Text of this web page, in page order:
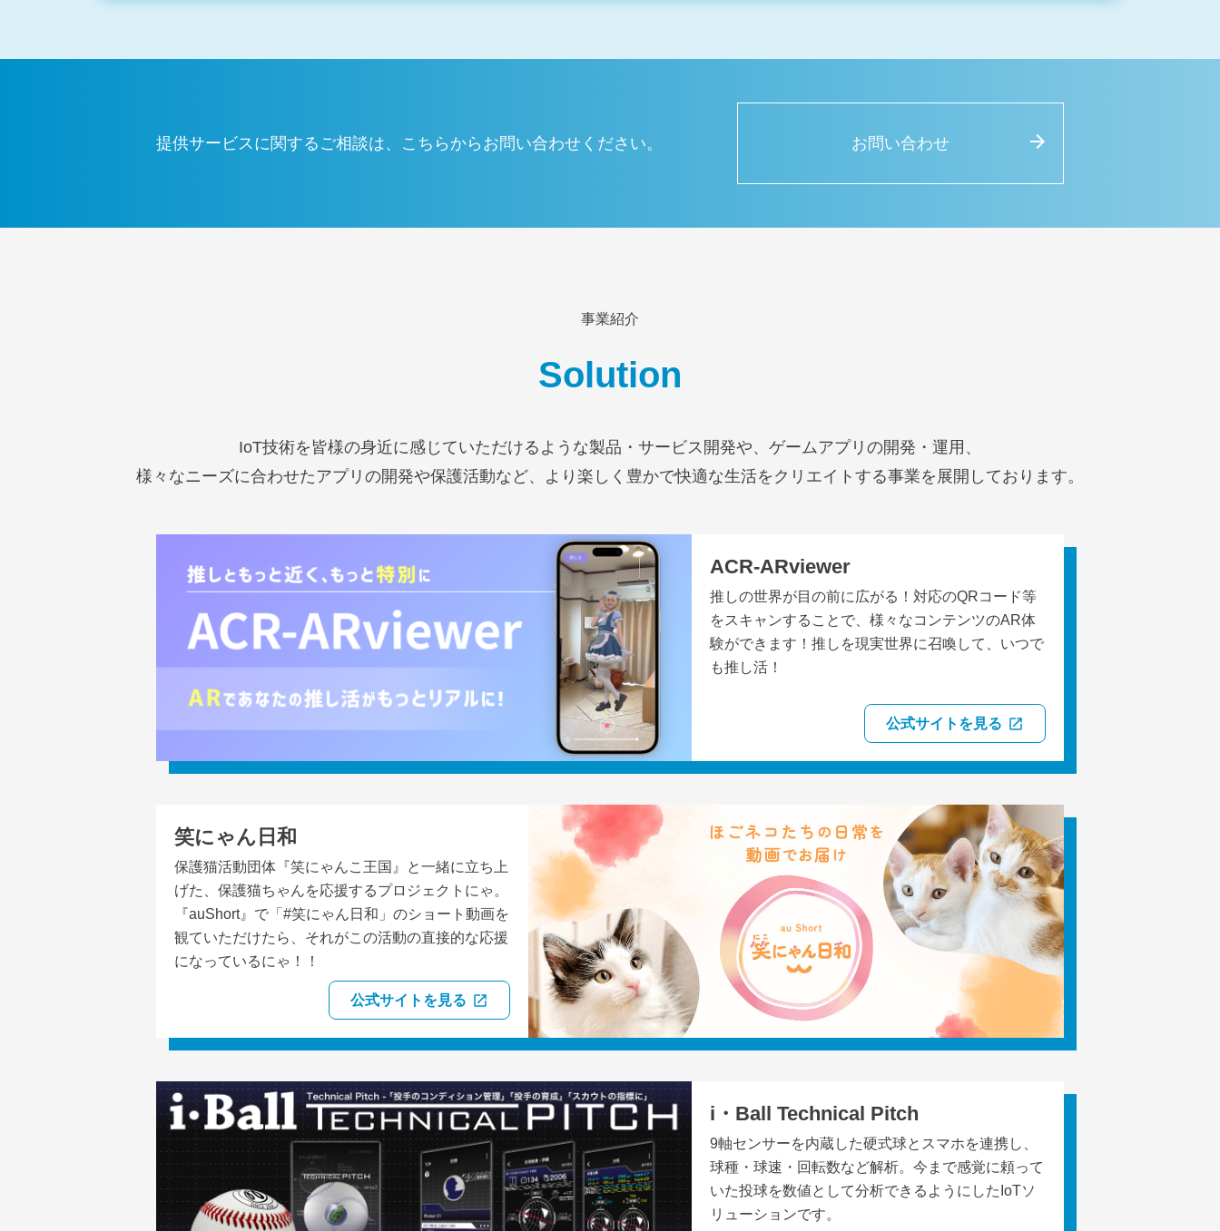
提供サービスに関するご相談は、 こちらからお問い合わせください。 お問い合わせ
事業紹介
Solution
IoT技術を皆様の身近に感じていただけるような製品・サービス開発や、ゲームアプリの開発・運用、
様々なニーズに合わせたアプリの開発や保護活動など、より楽しく豊かで快適な生活をクリエイトする事業を展開しております。
ACR-ARviewer
推しの世界が目の前に広がる！対応のQRコード等
をスキャンすることで、様々なコンテンツのAR体
験ができます！推しを現実世界に召喚して、いつで
も推し活！
公式サイトを見る
笑にゃん日和
保護猫活動団体『笑にゃんこ王国』と一緒に立ち上
げた、保護猫ちゃんを応援するプロジェクトにゃ。
『auShort』で「#笑にゃん日和」のショート動画を
観ていただけたら、それがこの活動の直接的な応援
になっているにゃ！！
公式サイトを見る
i・Ball Technical Pitch
9軸センサーを内蔵した硬式球とスマホを連携し、
球種・球速・回転数など解析。今まで感覚に頼って
いた投球を数値として分析できるようにしたIoTソ
リューションです。